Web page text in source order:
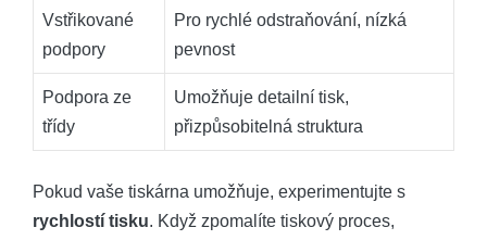
Vstřikované
podpory
Pro rychlé odstraňování, nízká
pevnost
Podpora ze
třídy
Umožňuje detailní tisk,
přizpůsobitelná struktura
Pokud vaše tiskárna umožňuje, experimentujte s
rychlostí tisku. Když zpomalíte tiskový proces,